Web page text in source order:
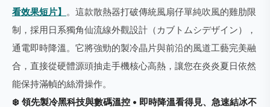
看效果短片】 。這款散熱器打破傳統風扇仔單純吹風的雞肋限
制，採用日系獨角仙流線外觀設計（カブトムシデザイン），
通電即時降溫。它將強勁的製冷晶片與前沿的風道工藝完美融
合，直接從硬體源頭抽走手機核心高熱，讓您在炎炎夏日依然
能保持滿幀的絲滑操作。
❄️ 領先製冷黑科技與數碼溫控 • 即時降溫看得見、急速結冰不